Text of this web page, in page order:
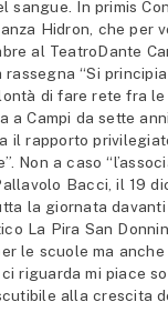
sangue. In primis
Hidron, che
al TeatroDante
“Si
di fare rete fra
a Campi da sette
il rapporto
Non a caso
Bacci, il 19
la giornata
La Pira San
le scuole ma
riguarda mi piace
alla crescita